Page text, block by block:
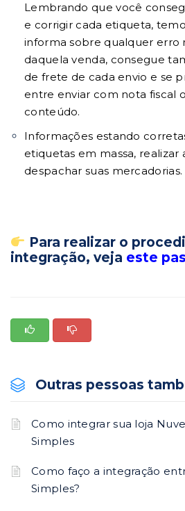
Lembrando que você
e corrigir cada etiqueta,
informa sobre qualquer erro
daquela venda, consegue
de frete de cada envio e se
entre enviar com nota fiscal
conteúdo.
Informações estando
etiquetas em massa, realizar
despachar suas mercadorias.
Para realizar o
integração, veja este
Outras pessoas
Como integrar sua loja
Simples
Como faço a integração
Simples?